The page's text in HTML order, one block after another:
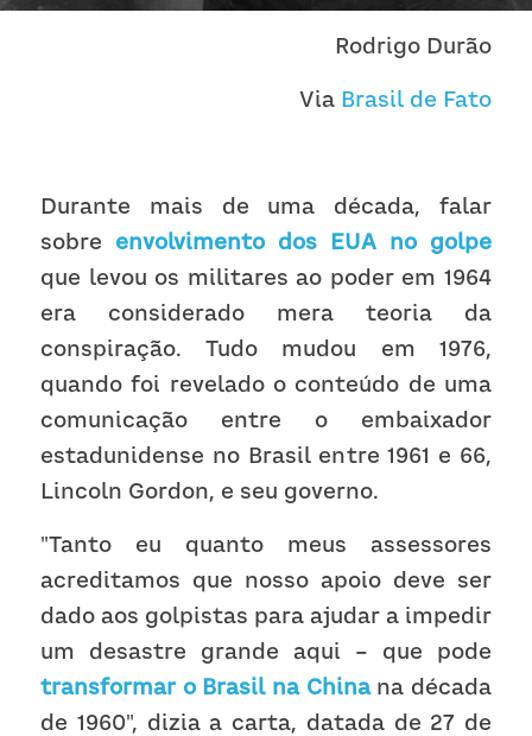
Rodrigo Durão
Via Brasil de Fato
Durante mais de uma década, falar
sobre envolvimento dos EUA no golpe
que levou os militares ao poder em 1964
era considerado mera teoria da
conspiração. Tudo mudou em 1976,
quando foi revelado o conteúdo de uma
comunicação entre o embaixador
estadunidense no Brasil entre 1961 e 66,
Lincoln Gordon, e seu governo.
"Tanto eu quanto meus assessores
acreditamos que nosso apoio deve ser
dado aos golpistas para ajudar a impedir
transformar o Brasil na China na década
de 1960", dizia a carta, datada de 27 de